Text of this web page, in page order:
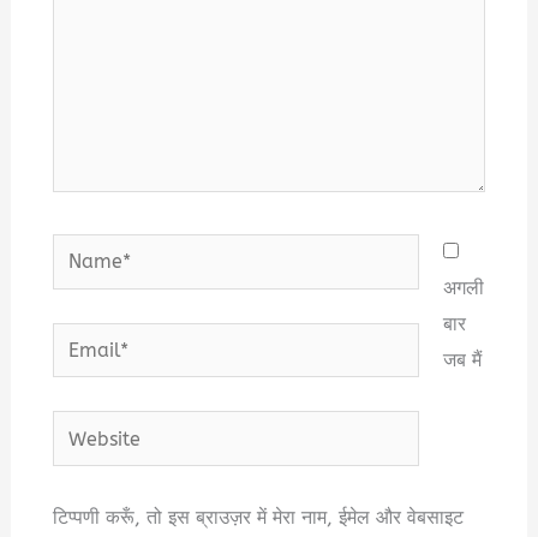
Name*
Email*
Website
अगली
बार
जब मैं
टिप्पणी करूँ, तो इस ब्राउज़र में मेरा नाम, ईमेल और वेबसाइट